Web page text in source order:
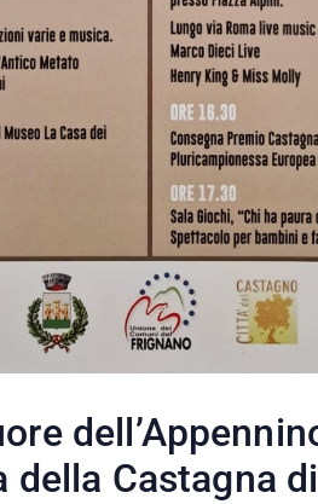
della Castagna